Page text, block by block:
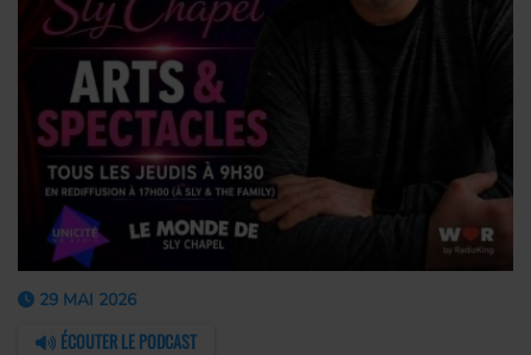
29 MAI 2026
ÉCOUTER LE PODCAST